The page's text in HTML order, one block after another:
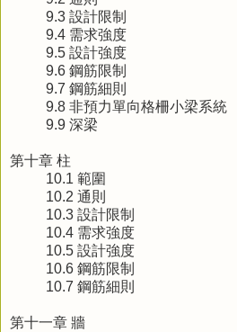
9.3 設計限制
9.4 需求強度
9.5 設計強度
9.6 鋼筋限制
9.7 鋼筋細則
9.8 非預力單向格柵小梁系統
9.9 深梁
第十章 柱
10.1 範圍
10.2 通則
10.3 設計限制
10.4 需求強度
10.5 設計強度
10.6 鋼筋限制
10.7 鋼筋細則
第十一章 牆